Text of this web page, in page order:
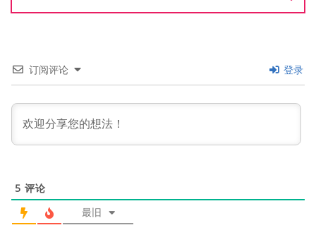
订阅评论 登录
5 评论
最旧